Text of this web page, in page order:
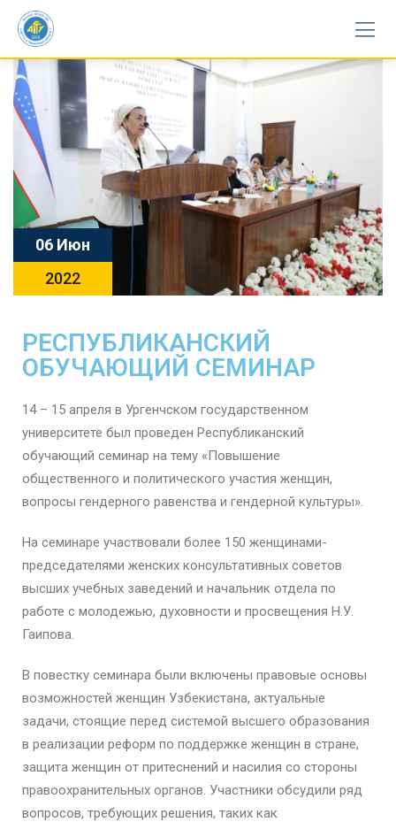
06 Июн
2022
РЕСПУБЛИКАНСКИЙ
ОБУЧАЮЩИЙ СЕМИНАР
14 – 15 апреля в Ургенчском государственном
университете был проведен Республиканский
обучающий семинар на тему «Повышение
общественного и политического участия женщин,
вопросы гендерного равенства и гендерной культуры».
На семинаре участвовали более 150 женщинами-
председателями женских консультативных советов
высших учебных заведений и начальник отдела по
работе с молодежью, духовности и просвещения Н.У.
Гаипова.
В повестку семинара были включены правовые основы
возможностей женщин Узбекистана, актуальные
задачи, стоящие перед системой высшего образования
в реализации реформ по поддержке женщин в стране,
защита женщин от притеснений и насилия со стороны
правоохранительных органов. Участники обсудили ряд
вопросов, требующих решения, таких как